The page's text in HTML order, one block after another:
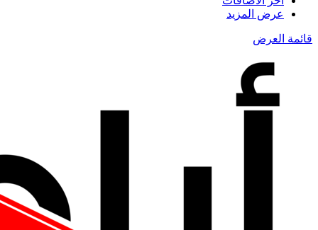
عرض المزيد
قائمة العرض